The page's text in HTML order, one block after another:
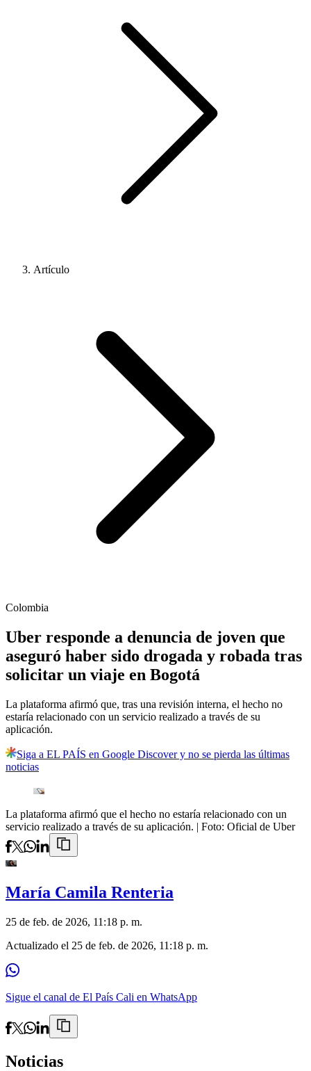
Artículo
Colombia
Uber responde a denuncia de joven que
aseguró haber sido drogada y robada tras
solicitar un viaje en Bogotá
La plataforma afirmó que, tras una revisión interna, el hecho no
estaría relacionado con un servicio realizado a través de su
aplicación.
Siga a EL PAÍS en Google Discover y no se pierda las últimas
noticias
La plataforma afirmó que el hecho no estaría relacionado con un
servicio realizado a través de su aplicación. | Foto: Oficial de Uber
María Camila Renteria
25 de feb. de 2026, 11:18 p. m.
Actualizado el 25 de feb. de 2026, 11:18 p. m.
Sigue el canal de El País Cali en WhatsApp
Noticias